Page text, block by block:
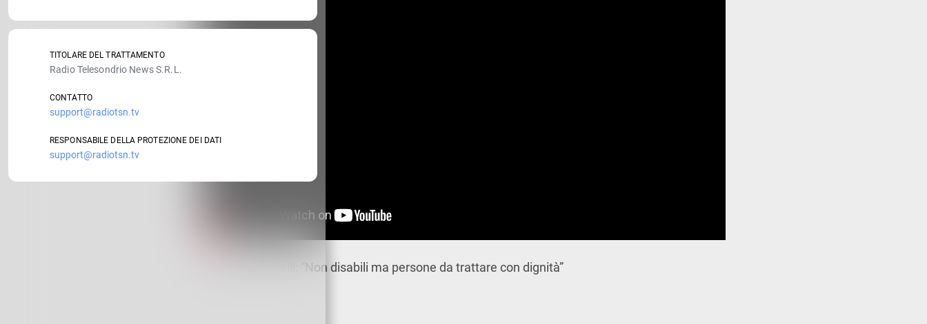
Ministro Locatelli: ”Non disabili ma persone da trattare con dignità”
TITOLARE DEL TRATTAMENTO
Radio Telesondrio News S.R.L.
CONTATTO
support@radiotsn.tv
RESPONSABILE DELLA PROTEZIONE DEI DATI
support@radiotsn.tv